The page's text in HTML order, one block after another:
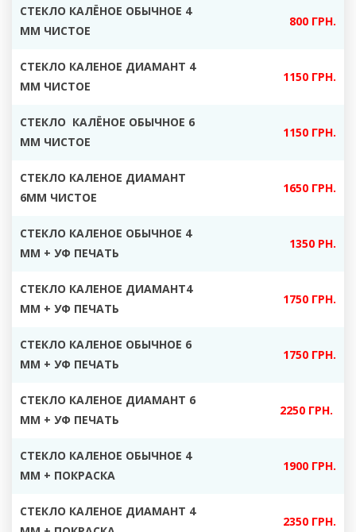
СТЕКЛО КАЛЁНОЕ ОБЫЧНОЕ 4
ММ ЧИСТОЕ
800 ГРН.
СТЕКЛО КАЛЕНОЕ ДИАМАНТ 4
ММ ЧИСТОЕ
1150 ГРН.
СТЕКЛО КАЛЁНОЕ ОБЫЧНОЕ 6
ММ ЧИСТОЕ
1150 ГРН.
СТЕКЛО КАЛЕНОЕ ДИАМАНТ
6ММ ЧИСТОЕ
1650 ГРН.
СТЕКЛО КАЛЕНОЕ ОБЫЧНОЕ 4
ММ + УФ ПЕЧАТЬ
1350 РН.
СТЕКЛО КАЛЕНОЕ ДИАМАНТ4
ММ + УФ ПЕЧАТЬ
1750 ГРН.
СТЕКЛО КАЛЕНОЕ ОБЫЧНОЕ 6
ММ + УФ ПЕЧАТЬ
1750 ГРН.
СТЕКЛО КАЛЕНОЕ ДИАМАНТ 6
ММ + УФ ПЕЧАТЬ
2250 ГРН.
СТЕКЛО КАЛЕНОЕ ОБЫЧНОЕ 4
ММ + ПОКРАСКА
1900 ГРН.
СТЕКЛО КАЛЕНОЕ ДИАМАНТ 4
2350 ГРН.